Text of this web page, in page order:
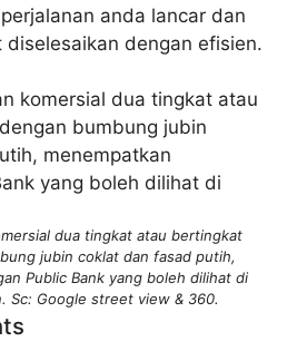
anda lancar dan
dengan efisien.
dua tingkat atau bertingkat
jubin coklat dan fasad putih,
Public Bank yang boleh dilihat di
Sc: Google street view & 360.